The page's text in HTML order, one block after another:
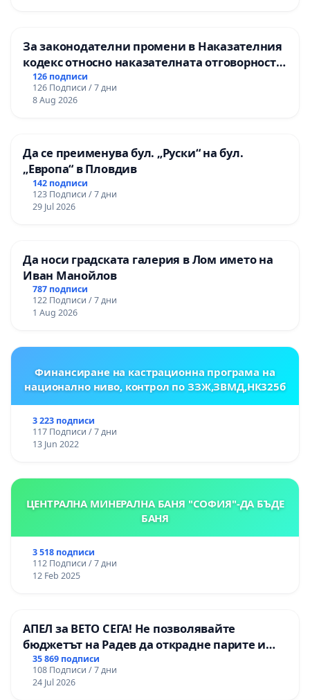
За законодателни промени в Наказателния
кодекс относно наказателната отговорност
на непълнолетните при особено тежки
умишлени престъпления
126 подписи
126 Подписи / 7 дни
8 Aug 2026
Да се преименува бул. „Руски“ на бул.
„Европа“ в Пловдив
142 подписи
123 Подписи / 7 дни
29 Jul 2026
Да носи градската галерия в Лом името на
Иван Манойлов
787 подписи
122 Подписи / 7 дни
1 Aug 2026
Финансиране на кастрационна програма на
национално ниво, контрол по ЗЗЖ,ЗВМД,НК325б
3 223 подписи
117 Подписи / 7 дни
13 Jun 2022
ЦЕНТРАЛНА МИНЕРАЛНА БАНЯ "СОФИЯ"-ДА БЪДЕ
БАНЯ
3 518 подписи
112 Подписи / 7 дни
12 Feb 2025
АПЕЛ за ВЕТО СЕГА! Не позволявайте
бюджетът на Радев да открадне парите и
правата ни в тъмното
35 869 подписи
108 Подписи / 7 дни
24 Jul 2026